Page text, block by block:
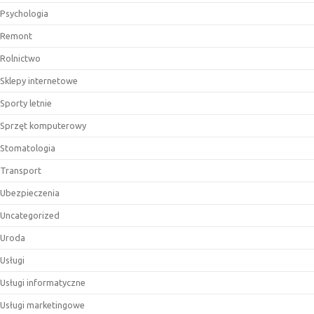
Psychologia
Remont
Rolnictwo
Sklepy internetowe
Sporty letnie
Sprzęt komputerowy
Stomatologia
Transport
Ubezpieczenia
Uncategorized
Uroda
Usługi
Usługi informatyczne
Usługi marketingowe